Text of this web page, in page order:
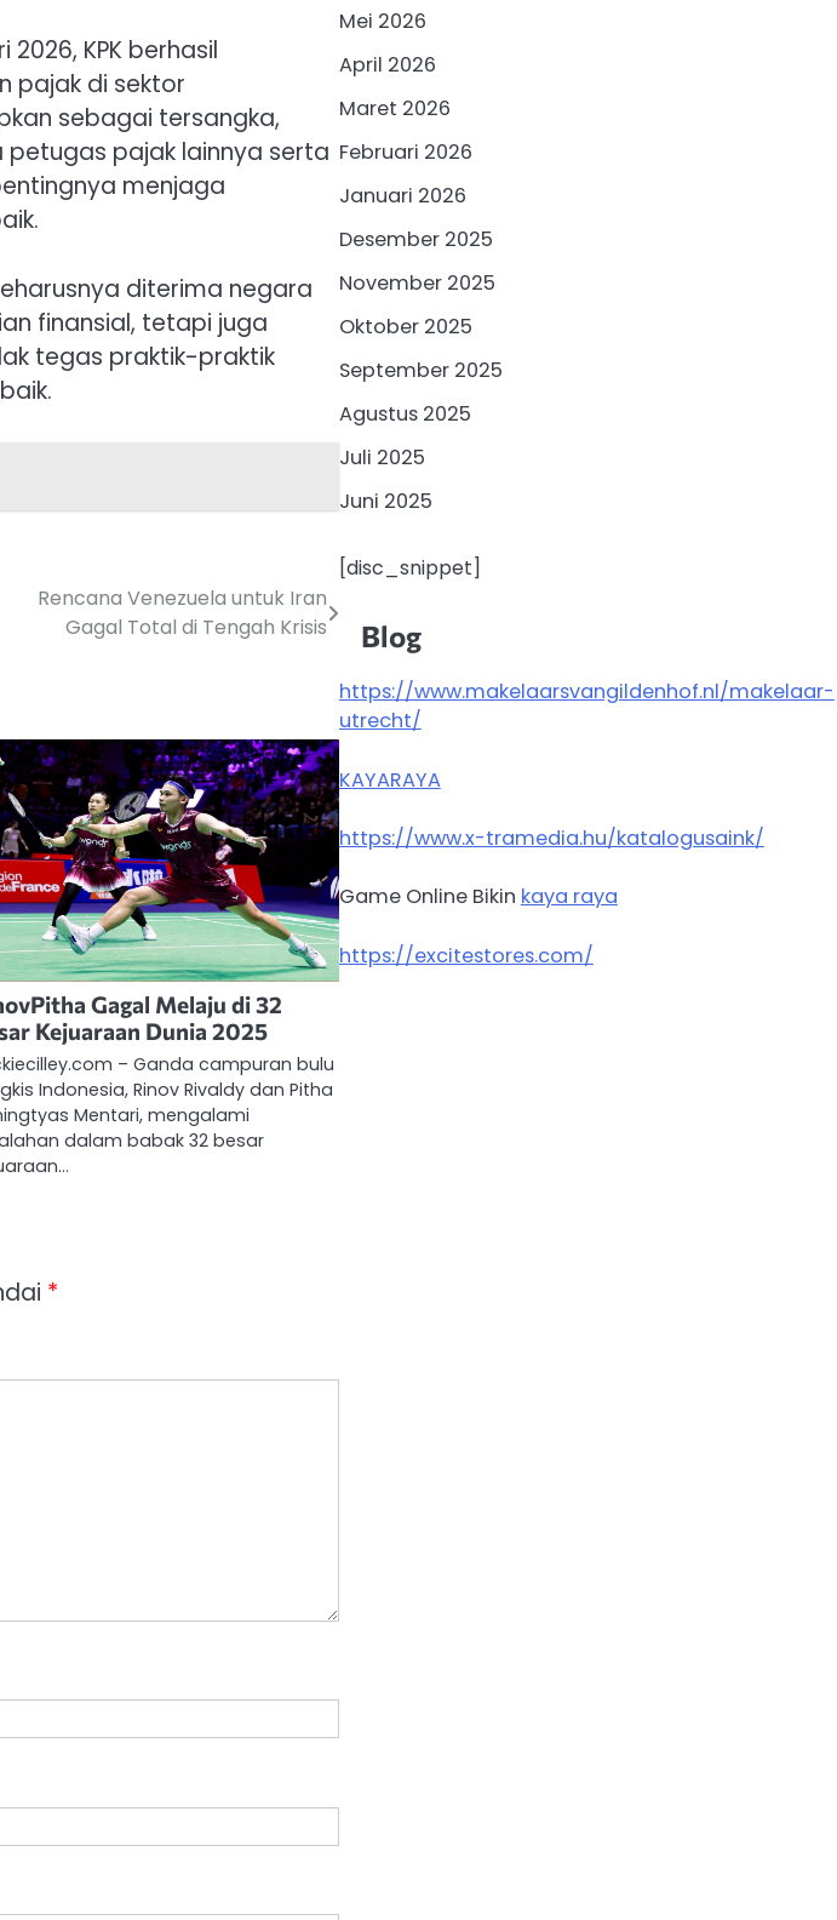
KPK berhasil
pajak di sektor
sebagai tersangka,
petugas pajak lainnya serta
menjaga
diterima negara
finansial, tetapi juga
tegas praktik-praktik
Rencana Venezuela untuk Iran
Gagal Total di Tengah Krisis
Gagal Melaju di 32
Kejuaraan Dunia 2025
– Ganda campuran bulu
Indonesia, Rinov Rivaldy dan Pitha
Mentari, mengalami
dalam babak 32 besar
*
Mei 2026
April 2026
Maret 2026
Februari 2026
Januari 2026
Desember 2025
November 2025
Oktober 2025
September 2025
Agustus 2025
Juli 2025
Juni 2025
[disc_snippet]
Blog
https://www.makelaarsvangildenhof.nl/makelaar-
utrecht/
KAYARAYA
https://www.x-tramedia.hu/katalogusaink/
Game Online Bikin kaya raya
https://excitestores.com/